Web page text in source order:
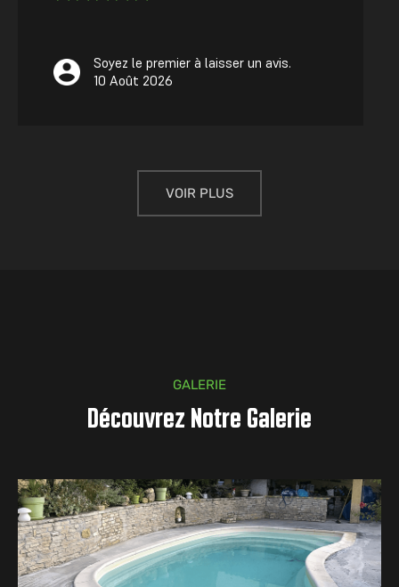
Soyez le premier à laisser un avis.
10 Août 2026
VOIR PLUS
GALERIE
Découvrez Notre Galerie